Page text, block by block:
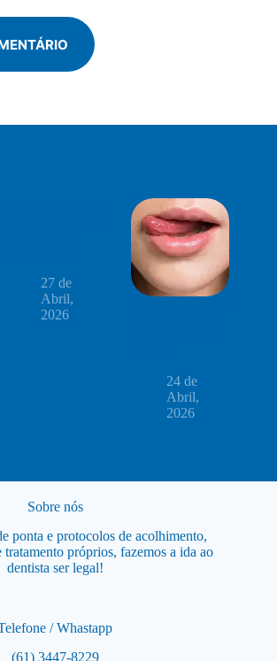
27 de
Abril,
2026
24 de
Abril,
2026
Sobre nós
ponta e protocolos de acolhimento,
próprios, fazemos a ida ao
dentista ser legal!
/ Whastapp
(61) 3447-8229